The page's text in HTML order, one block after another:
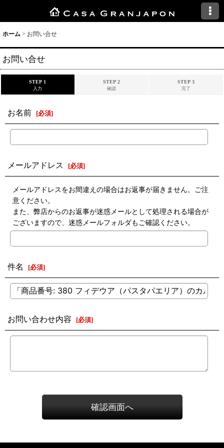
ホーム > お問い合せ
お問い合せ
STEP 1
入力
STEP 2
確認
STEP 3
完了
お名前 [必須]
メールアドレス [必須]
メールアドレスをお間違えの場合はお返事が届きません。ご注
意ください。
また、弊店からのお返事が迷惑メールとして処理される場合が
ございますので、迷惑メールフォルダもご確認ください。
件名 [必須]
お問い合わせ内容 [必須]
確認画面へ